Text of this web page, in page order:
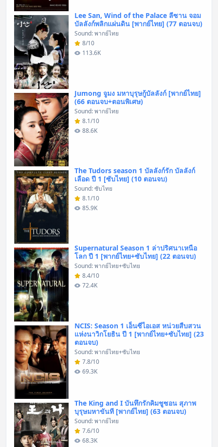
Lee San, Wind of the Palace ลีซาน จอม
บัลลังก์พลิกแผ่นดิน [พากย์ไทย] (77 ตอนจบ)
Sound: พากย์ไทย
8/10
113.6K
Jumong จูมง มหาบุรุษกู้บัลลังก์ [พากย์ไทย]
(66 ตอนจบ+ตอนพิเศษ)
Sound: พากย์ไทย
8.1/10
88.6K
The Tudors season 1 บัลลังก์รัก บัลลังก์
เลือด ปี 1 [ซับไทย] (10 ตอนจบ)
Sound: ซับไทย
8.1/10
85.9K
Supernatural Season 1 ล่าปริศนาเหนือ
โลก ปี 1 [พากย์ไทย+ซับไทย] (22 ตอนจบ)
Sound: พากย์ไทย+ซับไทย
8.4/10
72.4K
NCIS: Season 1 เอ็นซีไอเอส หน่วยสืบสวน
แห่งนาวิกโยธิน ปี 1 [พากย์ไทย+ซับไทย] (23
ตอนจบ)
Sound: พากย์ไทย+ซับไทย
7.8/10
69.3K
The King and I บันทึกรักคิมชูซอน สุภาพ
บุรุษมหาขันที [พากย์ไทย] (63 ตอนจบ)
Sound: พากย์ไทย
7.6/10
68.3K